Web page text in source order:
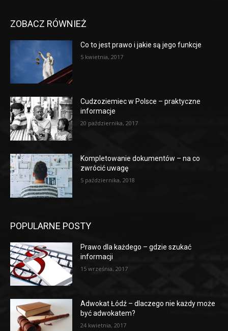
ZOBACZ RÓWNIEŻ
Co to jest prawo i jakie są jego funkcje
5 kwietnia, 2017
Cudzoziemiec w Polsce – praktyczne
informacje
20 października, 2017
Kompletowanie dokumentów – na co
zwrócić uwagę
5 października, 2018
POPULARNE POSTY
Prawo dla każdego – gdzie szukać
informacji
15 września, 2017
Adwokat Łódź – dlaczego nie każdy może
być adwokatem?
24 kwietnia, 2017